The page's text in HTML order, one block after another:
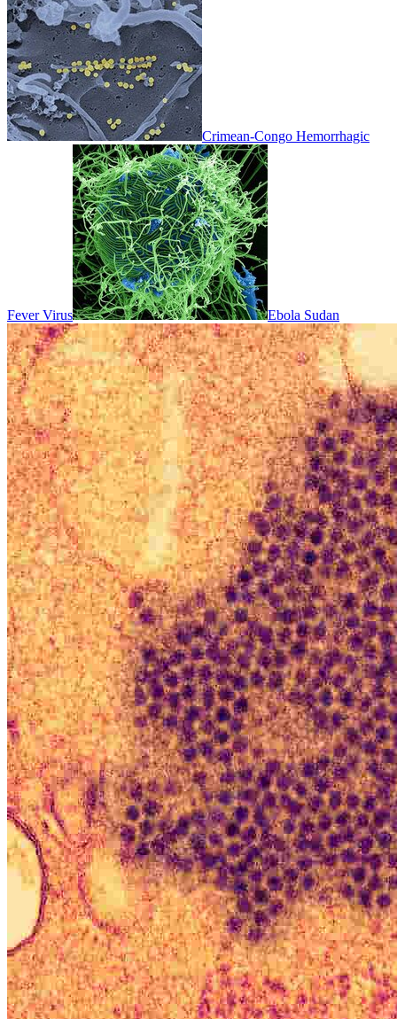
Crimean-Congo Hemorrhagic
Fever Virus Ebola Sudan